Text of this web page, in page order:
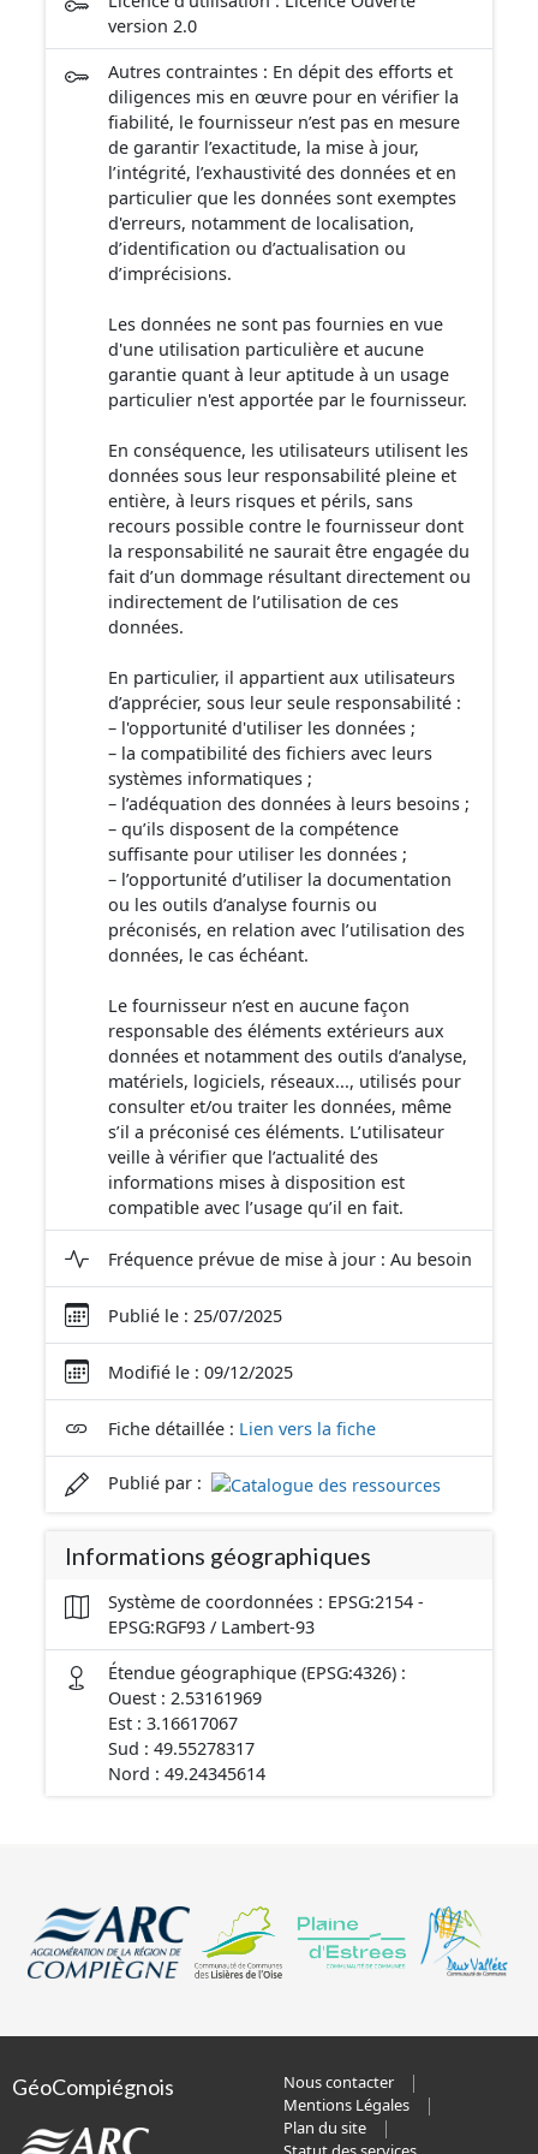
opérations. Les servitudes d'utilité publique sont des
limitations administratives au droit de propriété, elles
sont instituées, par un ou plusieurs actes, au bénéfice
de personnes publiques, de concessionnaires de
services ou de travaux publics, ou de personnes
privées exerçant une activité d'intérêt général. La
collecte et la conservation des servitudes d'utilité
publique sont une mission régalienne de l'État qui doit
les porter à la connaissance des collectivités
territoriales afin que celles-ci les annexent à leur
document d'urbanisme. Les servitudes d'utilité
L. 126-1 et R. 126-1 du code de l'urbanisme et leurs
version 2.0
Autres contraintes : En dépit des efforts et
diligences mis en œuvre pour en vérifier la
fiabilité, le fournisseur n’est pas en mesure
de garantir l’exactitude, la mise à jour,
l’intégrité, l’exhaustivité des données et en
particulier que les données sont exemptes
d'erreurs, notamment de localisation,
d’identification ou d’actualisation ou
d’imprécisions.
Les données ne sont pas fournies en vue
d'une utilisation particulière et aucune
garantie quant à leur aptitude à un usage
particulier n'est apportée par le fournisseur.
En conséquence, les utilisateurs utilisent les
données sous leur responsabilité pleine et
entière, à leurs risques et périls, sans
recours possible contre le fournisseur dont
la responsabilité ne saurait être engagée du
fait d’un dommage résultant directement ou
indirectement de l’utilisation de ces
données.
En particulier, il appartient aux utilisateurs
d’apprécier, sous leur seule responsabilité :
– l'opportunité d'utiliser les données ;
– la compatibilité des fichiers avec leurs
systèmes informatiques ;
– l’adéquation des données à leurs besoins ;
– qu’ils disposent de la compétence
suffisante pour utiliser les données ;
– l’opportunité d’utiliser la documentation
ou les outils d’analyse fournis ou
préconisés, en relation avec l’utilisation des
données, le cas échéant.
Le fournisseur n’est en aucune façon
responsable des éléments extérieurs aux
données et notamment des outils d’analyse,
matériels, logiciels, réseaux..., utilisés pour
consulter et/ou traiter les données, même
s’il a préconisé ces éléments. L’utilisateur
veille à vérifier que l’actualité des
informations mises à disposition est
compatible avec l’usage qu’il en fait.
Fréquence prévue de mise à jour : Au besoin
Publié le : 25/07/2025
Modifié le : 09/12/2025
Fiche détaillée : Lien vers la fiche
Publié par :
Informations géographiques
Système de coordonnées : EPSG:2154 -
EPSG:RGF93 / Lambert-93
Étendue géographique (EPSG:4326) :
Ouest : 2.53161969
Est : 3.16617067
Sud : 49.55278317
Nord : 49.24345614
GéoCompiégnois
Nous contacter
Mentions Légales
Plan du site